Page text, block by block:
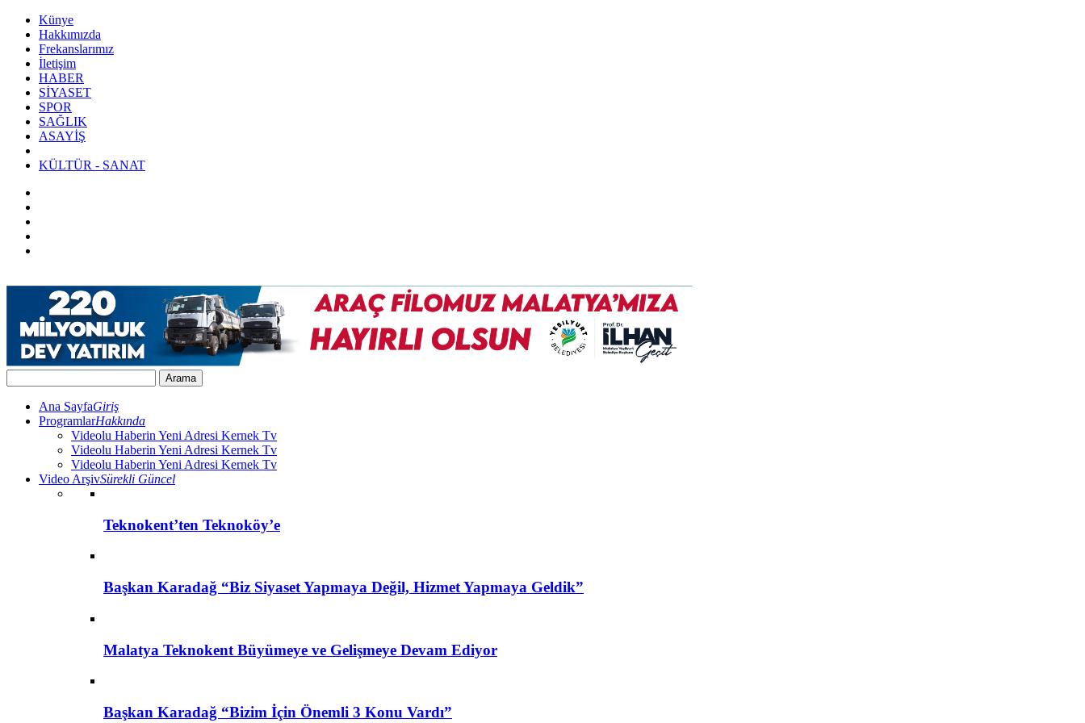
Künye
Hakkımızda
Frekanslarımız
İletişim
HABER
SİYASET
SPOR
SAĞLIK
ASAYİŞ
KÜLTÜR - SANAT
Ana SayfaGiriş
ProgramlarHakkında
Videolu Haberin Yeni Adresi Kernek Tv
Videolu Haberin Yeni Adresi Kernek Tv
Videolu Haberin Yeni Adresi Kernek Tv
Video ArşivSürekli Güncel
Teknokent’ten Teknoköy’e
Başkan Karadağ “Biz Siyaset Yapmaya Değil, Hizmet Yapmaya Geldik”
Malatya Teknokent Büyümeye ve Gelişmeye Devam Ediyor
Başkan Karadağ “Bizim İçin Önemli 3 Konu Vardı”